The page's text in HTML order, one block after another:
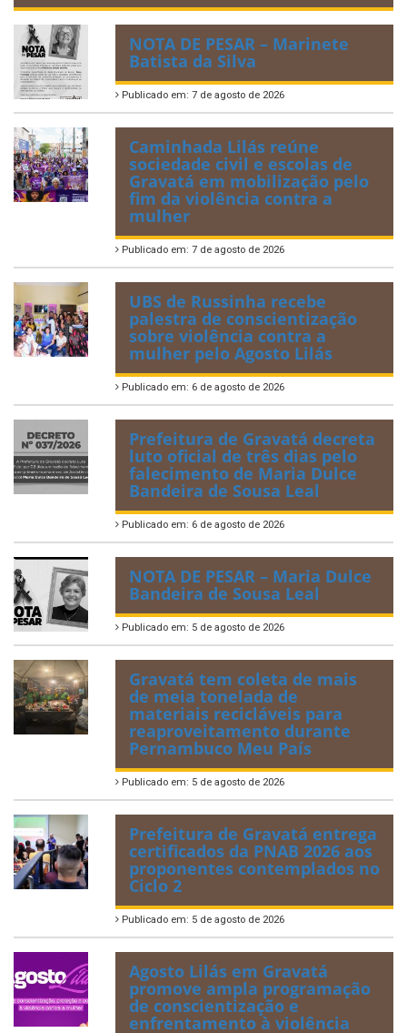
NOTA DE PESAR – Marinete
Batista da Silva
Publicado em: 7 de agosto de 2026
Caminhada Lilás reúne
sociedade civil e escolas de
Gravatá em mobilização pelo
fim da violência contra a
mulher
Publicado em: 7 de agosto de 2026
UBS de Russinha recebe
palestra de conscientização
sobre violência contra a
mulher pelo Agosto Lilás
Publicado em: 6 de agosto de 2026
Prefeitura de Gravatá decreta
luto oficial de três dias pelo
falecimento de Maria Dulce
Bandeira de Sousa Leal
Publicado em: 6 de agosto de 2026
NOTA DE PESAR – Maria Dulce
Bandeira de Sousa Leal
Publicado em: 5 de agosto de 2026
Gravatá tem coleta de mais
de meia tonelada de
materiais recicláveis para
reaproveitamento durante
Pernambuco Meu País
Publicado em: 5 de agosto de 2026
Prefeitura de Gravatá entrega
certificados da PNAB 2026 aos
proponentes contemplados no
Ciclo 2
Publicado em: 5 de agosto de 2026
Agosto Lilás em Gravatá
promove ampla programação
de conscientização e
enfrentamento à violência